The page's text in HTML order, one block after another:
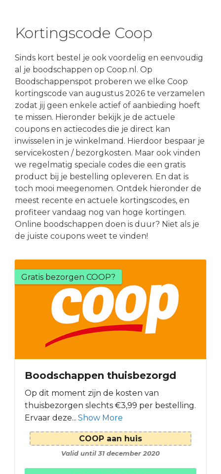
Kortingscode Coop
Sinds kort bestel je ook voordelig en eenvoudig
al je boodschappen op Coop.nl. Op
Boodschappenspot proberen we elke Coop
kortingscode van augustus 2026 te verzamelen
zodat jij geen enkele actief of aanbieding hoeft
te missen. Hieronder bekijk je de actuele
coupons en actiecodes die je direct kan
inwisselen in je winkelmand. Hierdoor bespaar je
servicekosten / bezorgkosten. Maar ook vinden
we regelmatig speciale codes die een gratis
product bij je bestelling opleveren. En dat is
toch mooi meegenomen. Ontdek hieronder de
meest recente en actuele kortingscodes, en
profiteer vandaag nog van hoge kortingen.
Online boodschappen doen is duur? Niet als je
de juiste coupons weet te vinden!
Gratis bezorgen COOP?
Boodschappen thuisbezorgd
Op dit moment zijn de kosten van
thuisbezorgen slechts €3,99 per bestelling.
Ervaar deze... Show More
COOP aan huis
Valid until 31 december 2020